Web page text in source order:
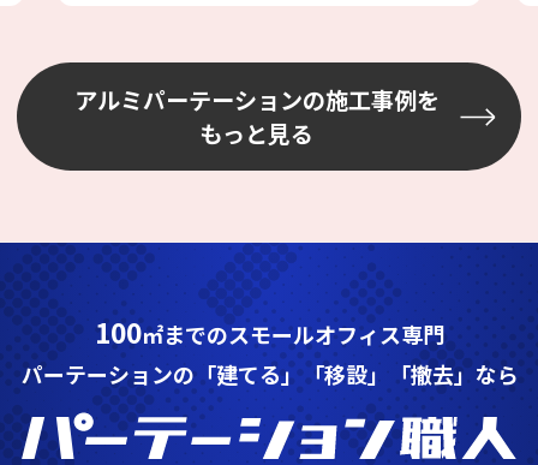
アルミパーテーションの施工事例を
もっと見る
100㎡までのスモールオフィス専門
パーテーションの「建てる」「移設」「撤去」なら